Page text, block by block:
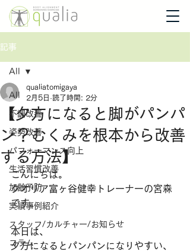
記事
All
不調改善
姿勢改善
パフォーマンス向上
生活習慣改善
加齢予防
実績事例紹介
スタッフ/カルチャー/お知らせ
コラム
All
【夕方になると脚がパンパ
ン？むくみを根本から改善
する方法】
qualiatomigaya
2月5日 読了時間: 2分
こんにちは。
クオリア富ヶ谷健幸トレーナーの宮森
です。
本日は、
夕方になるとパンパンになりやすい、